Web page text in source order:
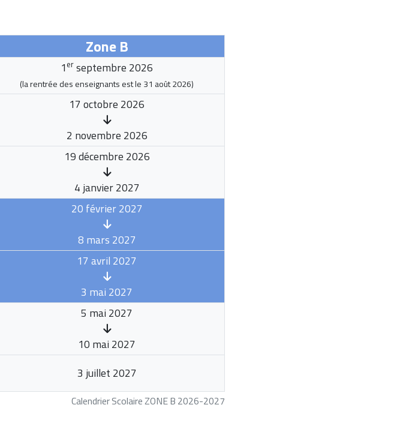
Calendrier Scolaire ZONE B 2026-2027
Zone B
1 er septembre 2026
(la rentrée des enseignants est le 31 août 2026)
17 octobre 2026
2 novembre 2026
19 décembre 2026
4 janvier 2027
20 février 2027
8 mars 2027
17 avril 2027
3 mai 2027
5 mai 2027
10 mai 2027
3 juillet 2027